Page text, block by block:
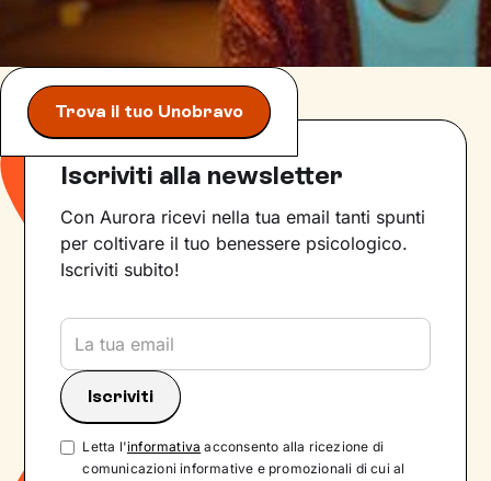
Trova il tuo Unobravo
Iscriviti alla newsletter
Con Aurora ricevi nella tua email tanti spunti
per coltivare il tuo benessere psicologico.
Iscriviti subito!
Letta l'informativa acconsento alla ricezione di
comunicazioni informative e promozionali di cui al